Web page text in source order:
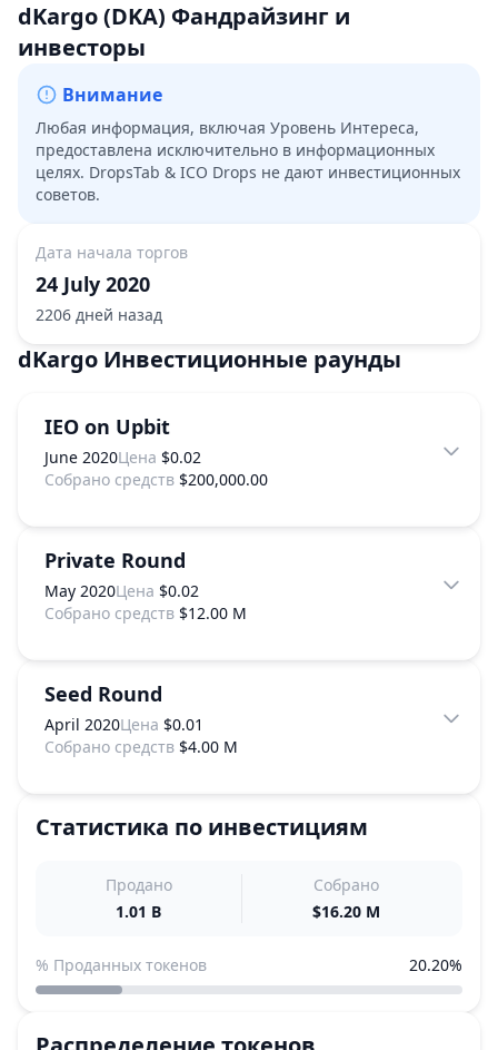
dKargo(DKA) Фандрайзинг и
инвесторы
Внимание
Любая информация, включая Уровень Интереса,
предоставлена исключительно в информационных
целях. DropsTab & ICO Drops не дают инвестиционных
советов.
Дата начала торгов
24 July 2020
2206 дней назад
dKargo Инвестиционные раунды
IEO on Upbit
June 2020Цена $0.02
Собрано средств $200,000.00
Private Round
May 2020Цена $0.02
Собрано средств $12.00 M
Seed Round
April 2020Цена $0.01
Собрано средств $4.00 M
Статистика по инвестициям
Продано
1.01 B
Собрано
$16.20 M
% Проданных токенов 20.20%